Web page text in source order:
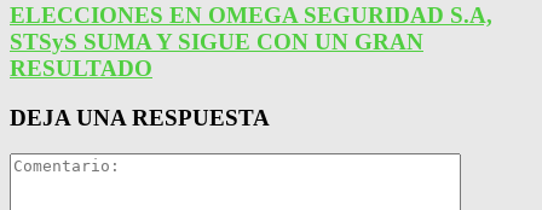
ELECCIONES EN OMEGA SEGURIDAD S.A,
STSyS SUMA Y SIGUE CON UN GRAN
RESULTADO
DEJA UNA RESPUESTA